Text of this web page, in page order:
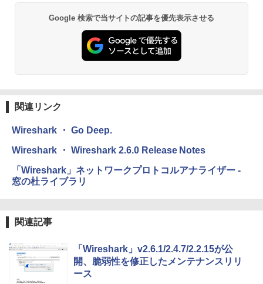
￥3,200
Robloxギフトカード - 1000 Robux 【限
定バーチャルアイテムを含む】 【オンラ
インゲームコード】 ロブロックス |オン
4(最新 永続版)|オンラインコード版|Wind
￥39,582
ClaudeCode いちばんやさしい 教科書:
方 マニュアル AI副業にもコンテンツ作成
にもKindle出版にも！ 非エンジニアのた
めのAIコーディング入門シリーズ
ズ (はぴーイラストLabo)
￥480
￥-
Amazon Kindle Colorsoft | 16GBストレ
ージ、防水、7インチカラーディスプレ
11インチカラーディスプレイ、64GBスト
レージ、ノート機能搭載、明るさ自動調
整、色調調節ライト、プレミアムペン付
E-Ink搭載 58g軽量 カードサイズ 16GB内
蔵 SD対応 ミストレグレー
Google 検索で当サイトの記事を優先表示させる
関連リンク
Wireshark ・ Go Deep.
Wireshark ・ Wireshark 2.6.0 Release Notes
「Wireshark」ネットワークプロトコルアナライザー -
窓の杜ライブラリ
関連記事
「Wireshark」v2.6.1/2.4.7/2.2.15が公
開、脆弱性を修正したメンテナンスリリ
ース